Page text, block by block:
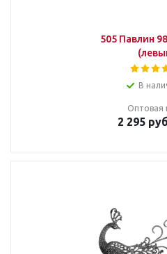
505 Павлин
В
Оптовая
2 295